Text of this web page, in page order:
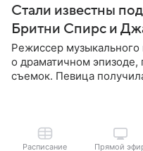
Стали известны
Бритни Спирс и
Режиссер музыкального
о драматичном
съемок. Певица
Расписание Прямой